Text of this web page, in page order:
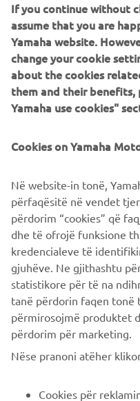
caratteristiche tecniche e
chiedi al concessionario
sconti disponibili al
OSSERVAZIONI
Durante il test drive,fai
all'autonomia della
di direzione.
Seguendo questi consigli,
tuo test ride scooter e
elettrico Yamaha che fa
If you continue without
assume that you are
Yamaha website.
change your cookie
about the cookies
them and their benefits,
Yamaha use cookies"
Cookies on Yamaha
Në website-in tonë,
përfaqësitë në vendet
përdorim “cookies” që
dhe të ofrojë funksione
kredencialeve të
gjuhëve. Ne gjithashtu
statistikore për të na
tanë përdorin faqen
përmirosojmë produktet
përdorim për marketing.
Nëse pranoni atëher
Cookies për